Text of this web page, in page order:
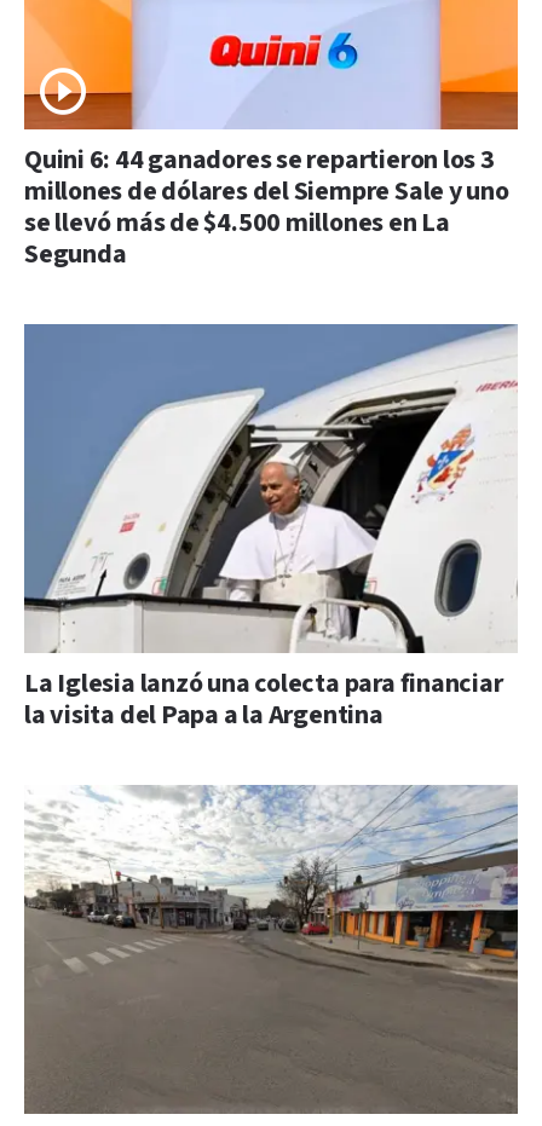
Quini 6: 44 ganadores se repartieron los 3
millones de dólares del Siempre Sale y uno
se llevó más de $4.500 millones en La
Segunda
La Iglesia lanzó una colecta para financiar
la visita del Papa a la Argentina